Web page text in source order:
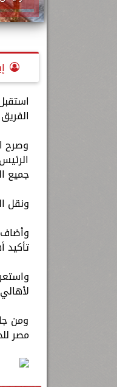
وصرح
جميع
ونقل
تأكيد
ومن
مصر